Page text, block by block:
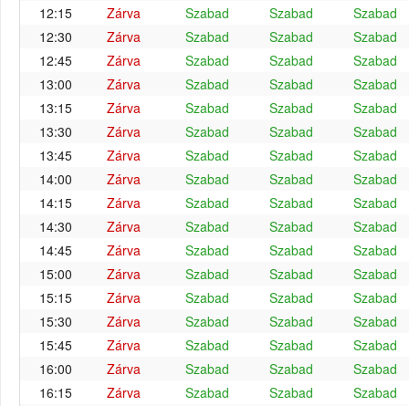
12:15
Zárva Szabad Szabad
Szabad
12:30
Zárva Szabad Szabad
Szabad
12:45
Zárva Szabad Szabad
Szabad
13:00
Zárva Szabad Szabad
Szabad
13:15
Zárva Szabad Szabad
Szabad
13:30
Zárva Szabad Szabad
Szabad
13:45
Zárva Szabad Szabad
Szabad
14:00
Zárva Szabad Szabad
Szabad
14:15
Zárva Szabad Szabad
Szabad
14:30
Zárva Szabad Szabad
Szabad
14:45
Zárva Szabad Szabad
Szabad
15:00
Zárva Szabad Szabad
Szabad
15:15
Zárva Szabad Szabad
Szabad
15:30
Zárva Szabad Szabad
Szabad
15:45
Zárva Szabad Szabad
Szabad
16:00
Zárva Szabad Szabad
Szabad
16:15
Zárva Szabad Szabad Szabad